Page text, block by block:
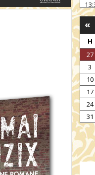
A
«
H
27
3
10
17
24
31